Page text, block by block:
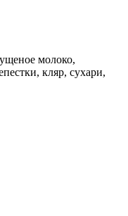
молоко,
кляр, сухари,